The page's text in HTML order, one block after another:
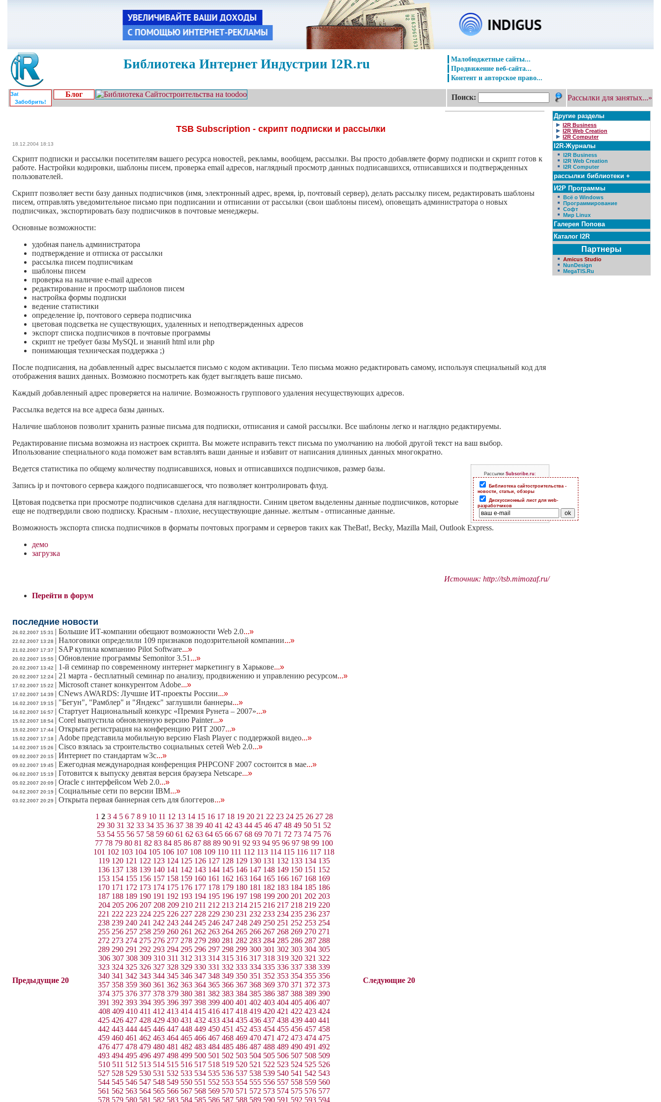
Библиотека Интернет Индустрии I2R.ru
Малобюджетные сайты...
Продвижение веб-сайта...
Контент и авторское право...
Забобрить!
Блог Поиск: Рассылки для занятых...»
TSB Subscription - cкрипт подписки и рассылки
18.12.2004 18:13
Cкрипт подписки и рассылки посетителям вашего ресурса новостей, рекламы, вообщем, рассылки. Вы просто добавляете форму подписки и скрипт готов к
работе. Настройки кодировки, шаблоны писем, проверка email адресов, наглядный просмотр данных подписавшихся, отписавшихся и подтвержденных
пользователей.
Скрипт позволяет вести базу данных подписчиков (имя, электронный адрес, время, ip, почтовый сервер), делать рассылку писем, редактировать шаблоны
писем, отправлять уведомительное письмо при подписании и отписании от рассылки (свои шаблоны писем), оповещать администратора о новых
подписчиках, экспортировать базу подписчиков в почтовые менеджеры.
Основные возможности:
удобная панель администратора
подтверждение и отписка от рассылки
рассылка писем подписчикам
шаблоны писем
проверка на наличие e-mail адресов
редактирование и просмотр шаблонов писем
настройка формы подписки
ведение статистики
определение ip, почтового сервера подписчика
цветовая подсветка не существующих, удаленных и неподтвержденных адресов
экспорт списка подписчиков в почтовые программы
скрипт не требует базы MySQL и знаний html или php
понимающая техническая поддержка ;)
После подписания, на добавленный адрес высылается письмо с кодом активации. Тело письма можно редактировать самому, используя специальный код для
отображения ваших данных. Возможно посмотреть как будет выглядеть ваше письмо.
Каждый добавленный адрес проверяется на наличие. Возможность группового удаления несуществующих адресов.
Рассылка ведется на все адреса базы данных.
Наличие шаблонов позволит хранить разные письма для подписки, отписания и самой рассылки. Все шаблоны легко и наглядно редактируемы.
Редактирование письма возможна из настроек скрипта. Вы можете исправить текст письма по умолчанию на любой другой текст на ваш выбор.
Ипользование специального кода поможет вам вставлять ваши данные и избавит от написания длинных данных многократно.
Рассылки Subscribe.ru:
Библиотека сайтостроительства -
новости, статьи, обзоры
Дискуссионный лист для web-
разработчиков
Ведется статистика по общему количеству подписавшихся, новых и отписавшихся подписчиков, размер базы.
Запись ip и почтового сервера каждого подписавшегося, что позволяет контролировать флуд.
Цвтовая подсветка при просмотре подписчиков сделана для наглядности. Синим цветом выделенны данные подписчиков, которые
еще не подтвердили свою подписку. Красным - плохие, несуществующие данные. желтым - отписанные данные.
Возможность экспорта списка подписчиков в форматы почтовых программ и серверов таких как TheBat!, Becky, Mazilla Mail, Outlook Express.
демо
загрузка
Источник: http://tsb.mimozaf.ru/
Перейти в форум
последние новости
26.02.2007 15:31 | Большие ИТ-компании обещают возможности Web 2.0...»
22.02.2007 13:28 | Налоговики определили 109 признаков подозрительной компании...»
21.02.2007 17:37 | SAP купила компанию Pilot Software...»
20.02.2007 15:55 | Обновление программы Semonitor 3.51 ...»
20.02.2007 13:42 | 1-й семинар по современному интернет маркетингу в Харькове...»
20.02.2007 12:24 | 21 марта - бесплатный семинар по анализу, продвижению и управлению ресурсом...»
17.02.2007 15:22 | Microsoft станет конкурентом Adobe...»
17.02.2007 14:39 | CNews AWARDS: Лучшие ИТ-проекты России...»
16.02.2007 19:15 | "Бегун", "Рамблер" и "Яндекс" заглушили баннеры...»
16.02.2007 16:57 | Стартует Национальный конкурс «Премия Рунета – 2007»...»
15.02.2007 18:54 | Corel выпустила обновленную версию Painter...»
15.02.2007 17:44 | Открыта регистрация на конференцию РИТ 2007...»
15.02.2007 17:18 | Adobe представила мобильную версию Flash Player c поддержкой видео...»
14.02.2007 15:26 | Cisco взялась за строительство социальных сетей Web 2.0...»
09.02.2007 20:15 | Интернет по стандартам w3c...»
09.02.2007 19:45 | Ежегодная международная конференция PHPCONF 2007 состоится в мае...»
06.02.2007 15:19 | Готовится к выпуску девятая версия браузера Netscape...»
05.02.2007 20:09 | Oracle с интерфейсом Web 2.0...»
04.02.2007 20:19 | Социальные сети по версии IBM...»
03.02.2007 20:29 | Открыта первая баннерная сеть для блоггеров...»
Предыдущие 20
1 2 3 4 5 6 7 8 9 10 11 12 13 14 15 16 17 18 19 20 21 22 23 24 25 26 27 28
29 30 31 32 33 34 35 36 37 38 39 40 41 42 43 44 45 46 47 48 49 50 51 52
53 54 55 56 57 58 59 60 61 62 63 64 65 66 67 68 69 70 71 72 73 74 75 76
77 78 79 80 81 82 83 84 85 86 87 88 89 90 91 92 93 94 95 96 97 98 99 100
101 102 103 104 105 106 107 108 109 110 111 112 113 114 115 116 117 118
119 120 121 122 123 124 125 126 127 128 129 130 131 132 133 134 135
136 137 138 139 140 141 142 143 144 145 146 147 148 149 150 151 152
153 154 155 156 157 158 159 160 161 162 163 164 165 166 167 168 169
170 171 172 173 174 175 176 177 178 179 180 181 182 183 184 185 186
187 188 189 190 191 192 193 194 195 196 197 198 199 200 201 202 203
204 205 206 207 208 209 210 211 212 213 214 215 216 217 218 219 220
221 222 223 224 225 226 227 228 229 230 231 232 233 234 235 236 237
238 239 240 241 242 243 244 245 246 247 248 249 250 251 252 253 254
255 256 257 258 259 260 261 262 263 264 265 266 267 268 269 270 271
272 273 274 275 276 277 278 279 280 281 282 283 284 285 286 287 288
289 290 291 292 293 294 295 296 297 298 299 300 301 302 303 304 305
306 307 308 309 310 311 312 313 314 315 316 317 318 319 320 321 322
323 324 325 326 327 328 329 330 331 332 333 334 335 336 337 338 339
340 341 342 343 344 345 346 347 348 349 350 351 352 353 354 355 356
357 358 359 360 361 362 363 364 365 366 367 368 369 370 371 372 373
374 375 376 377 378 379 380 381 382 383 384 385 386 387 388 389 390
391 392 393 394 395 396 397 398 399 400 401 402 403 404 405 406 407
408 409 410 411 412 413 414 415 416 417 418 419 420 421 422 423 424
425 426 427 428 429 430 431 432 433 434 435 436 437 438 439 440 441
442 443 444 445 446 447 448 449 450 451 452 453 454 455 456 457 458
459 460 461 462 463 464 465 466 467 468 469 470 471 472 473 474 475
476 477 478 479 480 481 482 483 484 485 486 487 488 489 490 491 492
493 494 495 496 497 498 499 500 501 502 503 504 505 506 507 508 509
510 511 512 513 514 515 516 517 518 519 520 521 522 523 524 525 526
527 528 529 530 531 532 533 534 535 536 537 538 539 540 541 542 543
544 545 546 547 548 549 550 551 552 553 554 555 556 557 558 559 560
561 562 563 564 565 566 567 568 569 570 571 572 573 574 575 576 577
578 579 580 581 582 583 584 585 586 587 588 589 590 591 592 593 594
Следующие 20
Другие разделы
I2R Business
I2R Web Creation
I2R Computer
I2R-Журналы
I2R Business
I2R Web Creation
I2R Computer
рассылки библиотеки +
И2Р Программы
Всё о Windows
Программирование
Софт
Мир Linux
Галерея Попова
Каталог I2R
Партнеры
Amicus Studio
NunDesign
MegaTIS.Ru